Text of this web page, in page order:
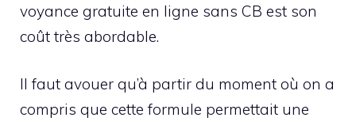
voyance gratuite en ligne sans CB est son
coût très abordable.
Il faut avouer qu’à partir du moment où on a
compris que cette formule permettait une